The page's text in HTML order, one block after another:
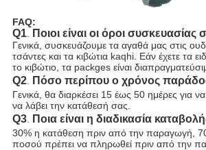
FAQ:
Q1. Ποιοι είναι οι όροι συσκευασίας
Γενικά, συσκευάζουμε τα αγαθά μας στις
τσάντες και τα κιβώτια kaqhi. Εάν έχετε τα
το κιβώτιο, τα packges είναι
Q2. Πόσο περίπου ο χρόνος
Γενικά, θα διαρκέσει 15 έως 50 ημέρες για
να λάβει την κατάθεσή σας.
Q3. Ποια είναι η διαδικασία
30% η κατάθεση πριν από την παραγωγή,
ποσού πρέπει να πληρωθεί πριν από την